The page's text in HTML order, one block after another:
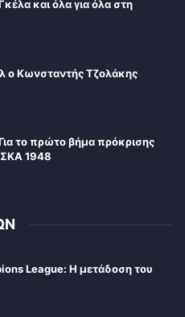
και όλα για όλα στη
ο Κωνσταντής Τζολάκης
το πρώτο βήμα πρόκρισης
1948
League: Η μετάδοση του